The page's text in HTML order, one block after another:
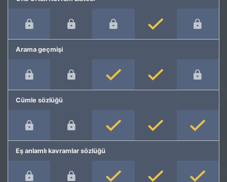
Arama geçmişi
Cümle sözlüğü
Eş anlamlı kavramlar sözlüğü